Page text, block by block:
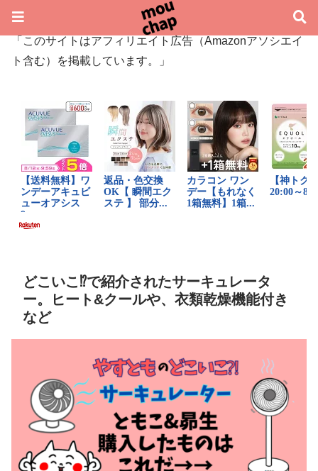
「このサイトはアフィリエイト広告（Amazonアソシエイ
ト含む）を掲載しています。」
どこいこ⁉︎で紹介されたサーキュレータ
ー。ヒート&クールや、衣類乾燥機能付き
など